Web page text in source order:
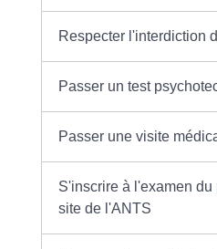
Respecter l'interdiction
Passer un test
Passer une visite
S'inscrire à l'examen du
site de l'ANTS